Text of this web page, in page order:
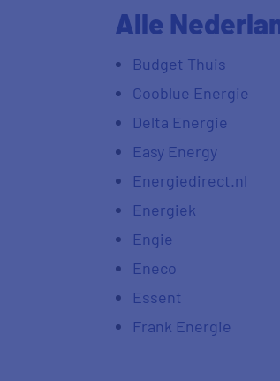
Alle
Budget Thuis
Cooblue Energie
Delta Energie
Easy Energy
Energiedirect.nl
Energiek
Engie
Eneco
Essent
Frank Energie